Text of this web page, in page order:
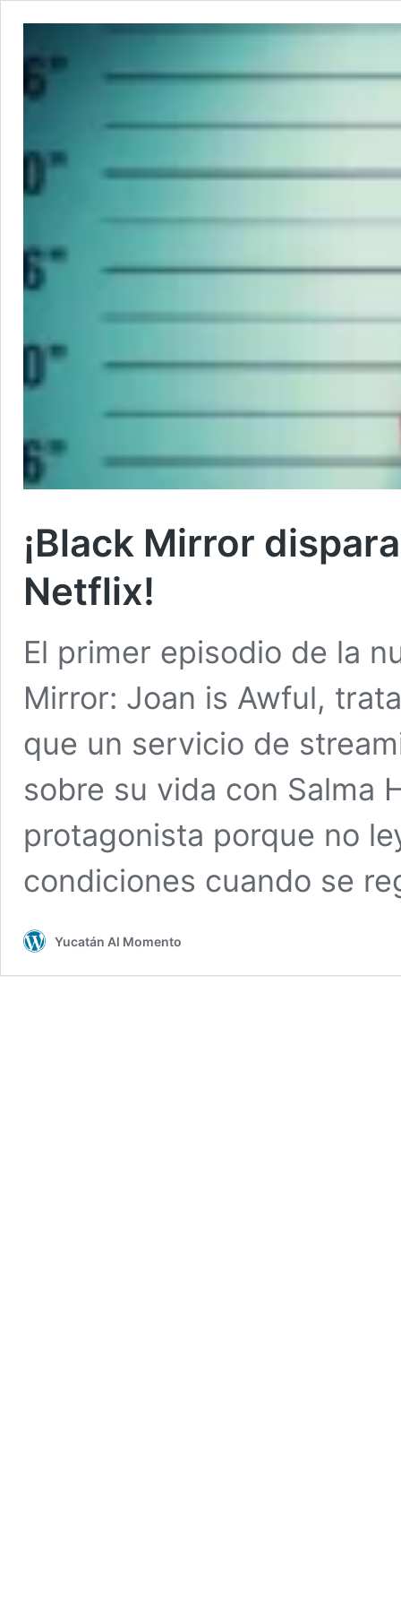
¡Black Mirror
Netflix!
El primer episodio de la
Mirror: Joan is Awful,
que un servicio de
sobre su vida con Salma
protagonista porque no
condiciones cuando se
Yucatán Al Momento